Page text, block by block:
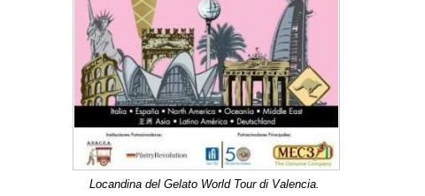
Locandina del Gelato World Tour di Valencia.